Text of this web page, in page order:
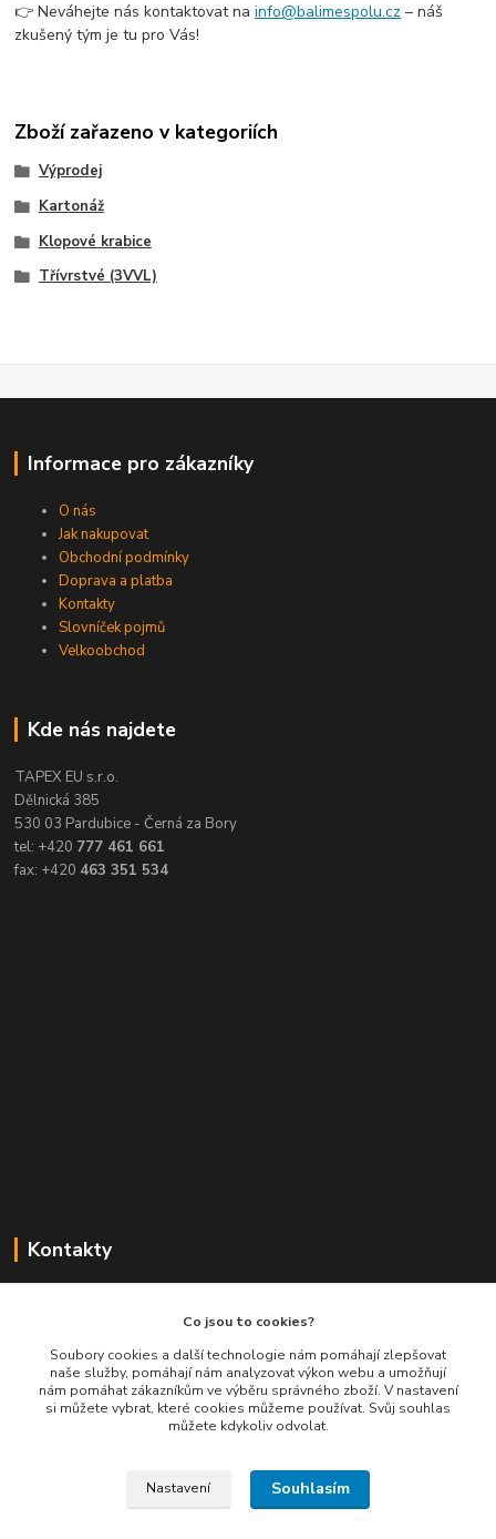
👉 Neváhejte nás kontaktovat nainfo@balimespolu.cz – náš
zkušený tým je tu pro Vás!
Zboží zařazeno v kategoriích
Výprodej
Kartonáž
Klopové krabice
Třívrstvé (3VVL)
Informace pro zákazníky
O nás
Jak nakupovat
Obchodní podmínky
Doprava a platba
Kontakty
Slovníček pojmů
Velkoobchod
Kde nás najdete
TAPEX EU s.r.o.
Dělnická 385
530 03 Pardubice - Černá za Bory
tel: +420 777 461 661
fax: +420 463 351 534
Kontakty
+420 777 461 661
(Po-Pá, 8-16 hod.)
info@balimespolu.cz
Co jsou to cookies?
Soubory cookies a další technologie nám pomáhají zlepšovat
naše služby, pomáhají nám analyzovat výkon webu a umožňují
nám pomáhat zákazníkům ve výběru správného zboží. V nastavení
si můžete vybrat, které cookies můžeme používat. Svůj souhlas
můžete kdykoliv odvolat.
Nastavení Souhlasím